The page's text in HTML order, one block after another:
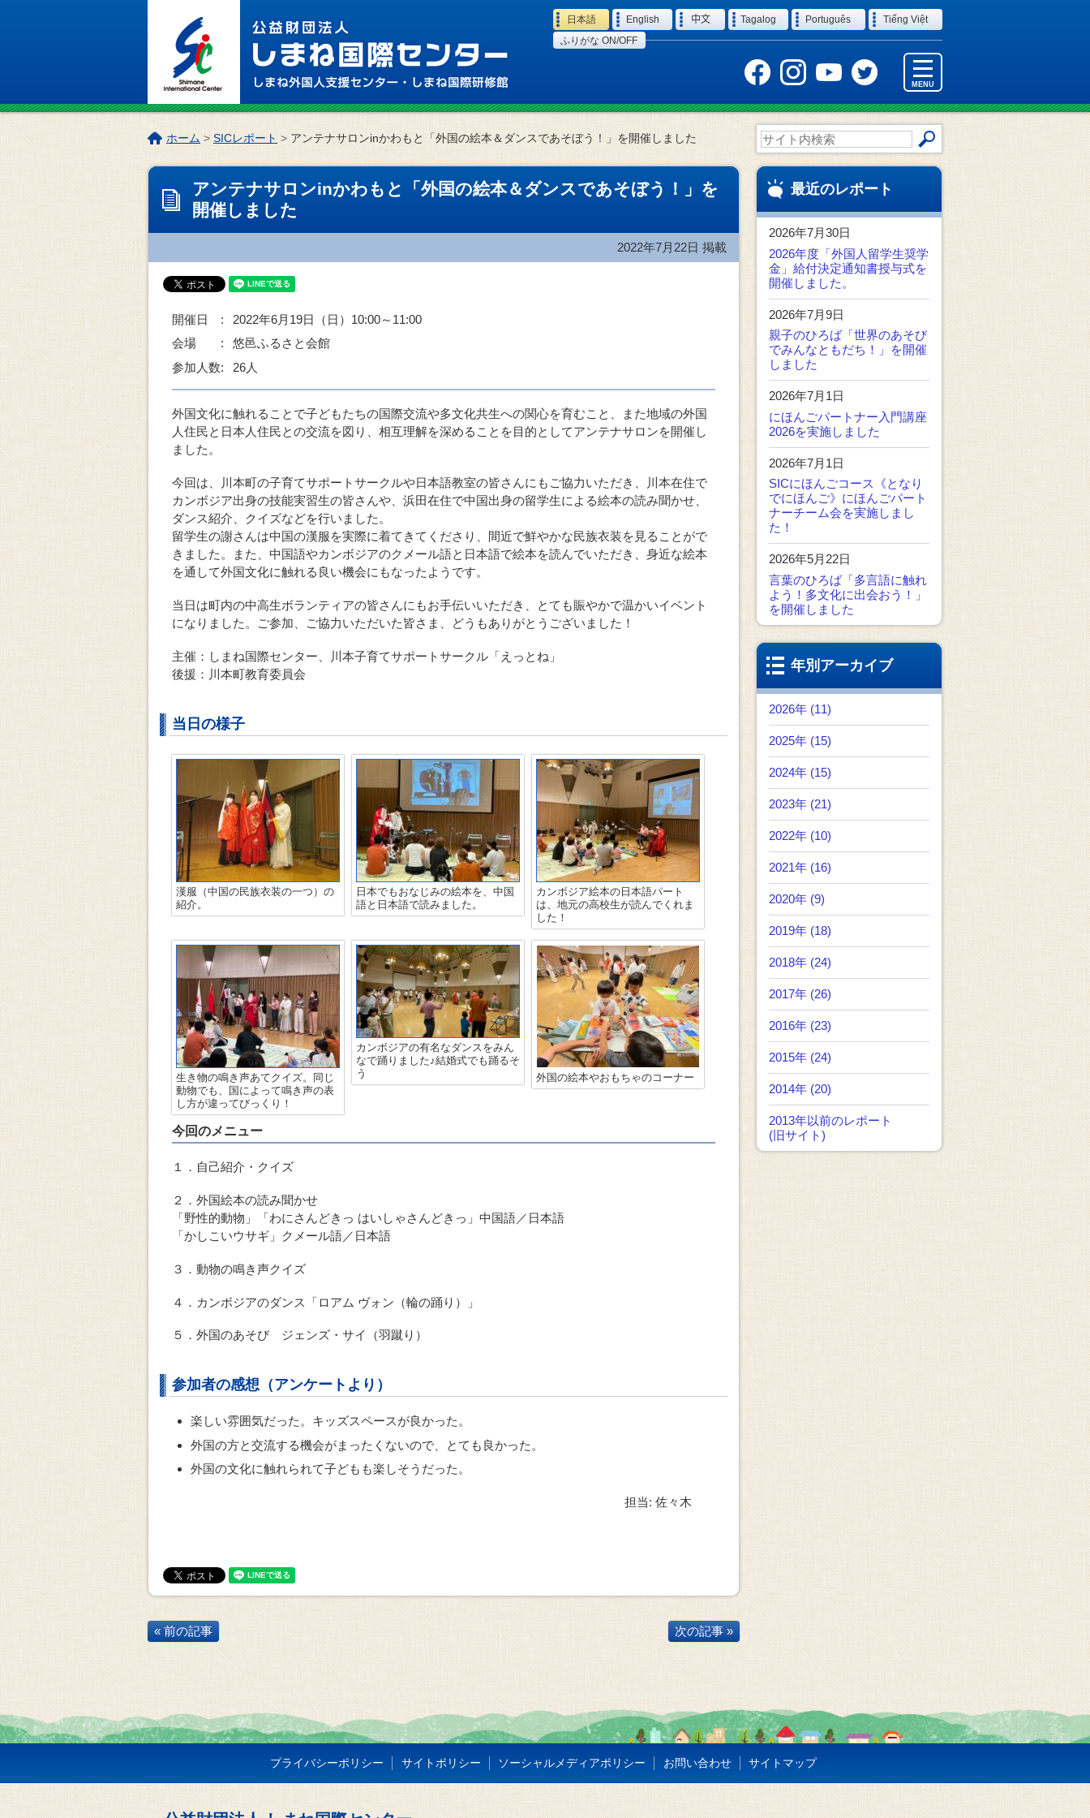
Language
日本語 English 中文 Tagalog Português
Tiếng Việt
ふりがな ON/OFF
MENU
サ
イ
ト
内
こ
ペ
ホーム > SICレポート > アンテナサロンinかわもと「外国の絵本＆ダンスであそぼう！」を開催しました
アンテナサロンinかわもと「外国の絵本＆ダンスであそぼう！」を
開催しました
2022年7月22日 掲載
開催日 :
2022年6月19日（日）10:00～11:00
会場 :
悠邑ふるさと会館
参加人数:
26人
外国文化に触れることで子どもたちの国際交流や多文化共生への関心を育むこと、また地域の外国
人住民と日本人住民との交流を図り、相互理解を深めることを目的としてアンテナサロンを開催し
ました。
今回は、川本町の子育てサポートサークルや日本語教室の皆さんにもご協力いただき、川本在住で
カンボジア出身の技能実習生の皆さんや、浜田在住で中国出身の留学生による絵本の読み聞かせ、
ダンス紹介、クイズなどを行いました。
留学生の謝さんは中国の漢服を実際に着てきてくださり、間近で鮮やかな民族衣装を見ることがで
きました。また、中国語やカンボジアのクメール語と日本語で絵本を読んでいただき、身近な絵本
を通して外国文化に触れる良い機会にもなったようです。
当日は町内の中高生ボランティアの皆さんにもお手伝いいただき、とても賑やかで温かいイベント
になりました。ご参加、ご協力いただいた皆さま、どうもありがとうございました！
主催：しまね国際センター、川本子育てサポートサークル「えっとね」
後援：川本町教育委員会
当日の様子
漢服（中国の民族衣装の一つ）の
紹介。
日本でもおなじみの絵本を、中国
語と日本語で読みました。
カンボジア絵本の日本語パート
は、地元の高校生が読んでくれま
した！
生き物の鳴き声あてクイズ。同じ
動物でも、国によって鳴き声の表
し方が違ってびっくり！
カンボジアの有名なダンスをみん
なで踊りました♪結婚式でも踊るそ
う
外国の絵本やおもちゃのコーナー
今回のメニュー
１．自己紹介・クイズ
２．外国絵本の読み聞かせ
「野性的動物」「わにさんどきっ はいしゃさんどきっ」中国語／日本語
「かしこいウサギ」クメール語／日本語
３．動物の鳴き声クイズ
４．カンボジアのダンス「ロアム ヴォン（輪の踊り）」
５．外国のあそび ジェンズ・サイ（羽蹴り）
参加者の感想（アンケートより）
楽しい雰囲気だった。キッズスペースが良かった。
外国の方と交流する機会がまったくないので、とても良かった。
外国の文化に触れられて子どもも楽しそうだった。
担当: 佐々木
« 前の記事 次の記事 »
最近のレポート
2026年7月30日
2026年度「外国人留学生奨学
金」給付決定通知書授与式を
開催しました。
2026年7月9日
親子のひろば「世界のあそび
でみんなともだち！」を開催
しました
2026年7月1日
にほんごパートナー入門講座
2026を実施しました
2026年7月1日
SICにほんごコース《となり
でにほんご》にほんごパート
ナーチーム会を実施しまし
た！
2026年5月22日
言葉のひろば「多言語に触れ
よう！多文化に出会おう！」
を開催しました
年別アーカイブ
2026年 (11)
2025年 (15)
2024年 (15)
2023年 (21)
2022年 (10)
2021年 (16)
2020年 (9)
2019年 (18)
2018年 (24)
2017年 (26)
2016年 (23)
2015年 (24)
2014年 (20)
2013年以前のレポート
(旧サイト)
プライバシーポリシー サイトポリシー ソーシャルメディアポリシー お問い合わせ サイトマップ